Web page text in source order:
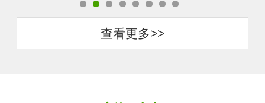
查看更多>>